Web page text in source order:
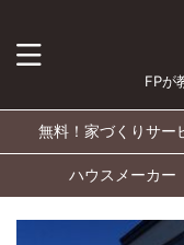
FPが
無料！家づくりサー
ハウスメーカー